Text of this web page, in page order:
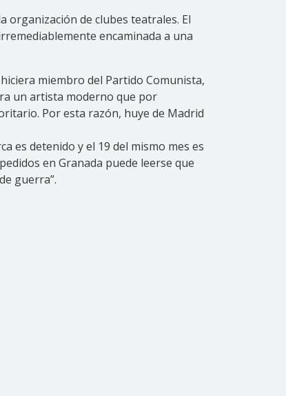
organización de clubes teatrales. El
encaminada a una
miembro del Partido Comunista,
un artista moderno que por
Por esta razón, huye de Madrid
es detenido y el 19 del mismo mes es
en Granada puede leerse que
guerra”.